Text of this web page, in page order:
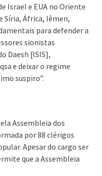
Israel e EUA no Oriente
Síria, África, Iêmen,
para defender a
sionistas
Daesh [ISIS],
e deixar o regime
suspiro”.
Assembleia dos
por 88 clérigos
Apesar do cargo ser
que a Assembleia